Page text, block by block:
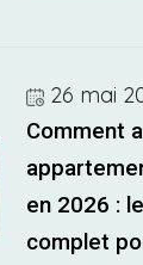
26 mai
Comment
en 2026 :
complet